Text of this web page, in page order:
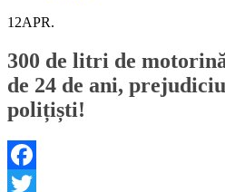
12APR.
300 de litri de
de 24 de ani,
polițiști!
Facebook